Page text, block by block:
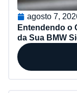
agosto 7,
Entendendo o
da Sua BMW